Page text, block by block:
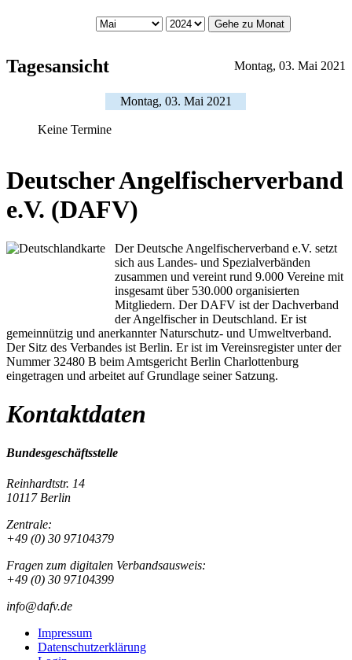
Gehe zu Monat
Tagesansicht Montag, 03. Mai 2021
Montag, 03. Mai 2021
Keine Termine
Deutscher Angelfischerverband
e.V. (DAFV)
Der Deutsche Angelfischerverband e.V. setzt
sich aus Landes- und Spezialverbänden
zusammen und vereint rund 9.000 Vereine mit
insgesamt über 530.000 organisierten
Mitgliedern. Der DAFV ist der Dachverband
der Angelfischer in Deutschland. Er ist
gemeinnützig und anerkannter Naturschutz- und Umweltverband.
Der Sitz des Verbandes ist Berlin. Er ist im Vereinsregister unter der
Nummer 32480 B beim Amtsgericht Berlin Charlottenburg
eingetragen und arbeitet auf Grundlage seiner Satzung.
Kontaktdaten
Bundesgeschäftsstelle
Reinhardtstr. 14
10117 Berlin
Zentrale:
+49 (0) 30 97104379
Fragen zum digitalen Verbandsausweis:
+49 (0) 30 97104399
info@dafv.de
Impressum
Datenschutzerklärung